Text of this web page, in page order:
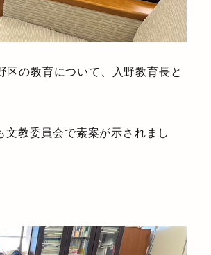
の教育について、入野教育長と
教委員会で素案が示されまし